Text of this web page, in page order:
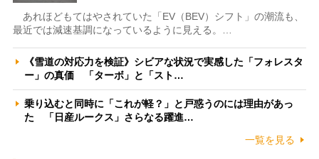
あれほどもてはやされていた「EV（BEV）シフト」の潮流も、
最近では減速基調になっているように見える。…
《雪道の対応力を検証》シビアな状況で実感した「フォレスタ
ー」の真価 「ターボ」と「スト…
乗り込むと同時に「これが軽？」と戸惑うのには理由があっ
た 「日産ルークス」さらなる躍進…
一覧を見る